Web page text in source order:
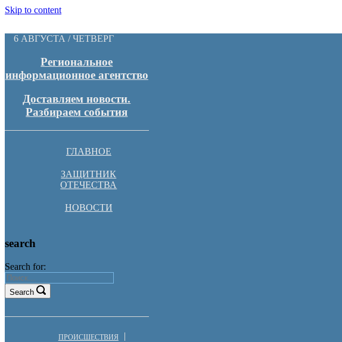
Skip to content
6 АВГУСТА / ЧЕТВЕРГ
Региональное
информационное агентство
Доставляем новости.
Разбираем события
ГЛАВНОЕ
ЗАЩИТНИК
ОТЕЧЕСТВА
НОВОСТИ
search
Search for:
Search
ПРОИСШЕСТВИЯ